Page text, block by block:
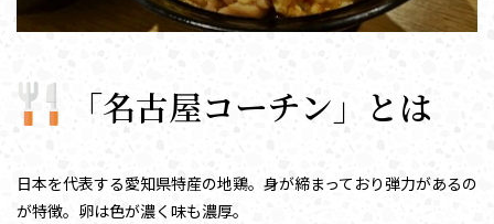
「名古屋コーチン」とは
日本を代表する愛知県特産の地鶏。身が締まっており弾力があるの
が特徴。卵は色が濃く味も濃厚。